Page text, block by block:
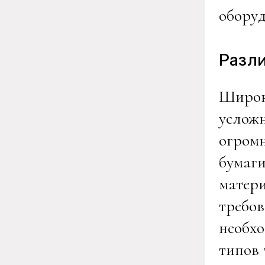
типов